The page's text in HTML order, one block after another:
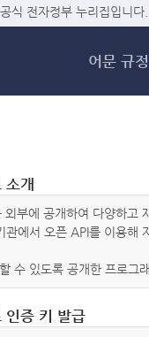
메
식 전자정부 누리집입니다.
어문 규정
소개
부에 공개하여 다양하
에서 오픈 API를 이용해
수 있도록 공개한 프로그
인증 키 발급